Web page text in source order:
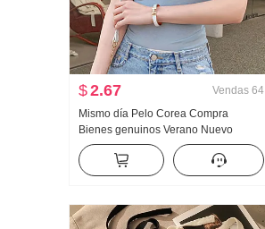
$2.67 Vendas 64
Mismo día Pelo Corea Compra
Bienes genuinos Verano Nuevo
an659 Super hao Aspecto Caracola
Color Micro Transparente Cuello alto
Base Camiseta